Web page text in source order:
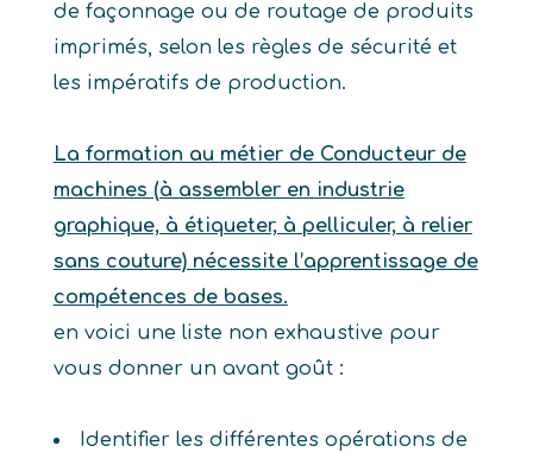
de façonnage ou de routage de produits
imprimés, selon les règles de sécurité et
les impératifs de production.
La formation au métier de Conducteur de
machines (à assembler en industrie
graphique, à étiqueter, à pelliculer, à relier
sans couture) nécessite l’apprentissage de
compétences de bases.
en voici une liste non exhaustive pour
vous donner un avant goût :
Identifier les différentes opérations de